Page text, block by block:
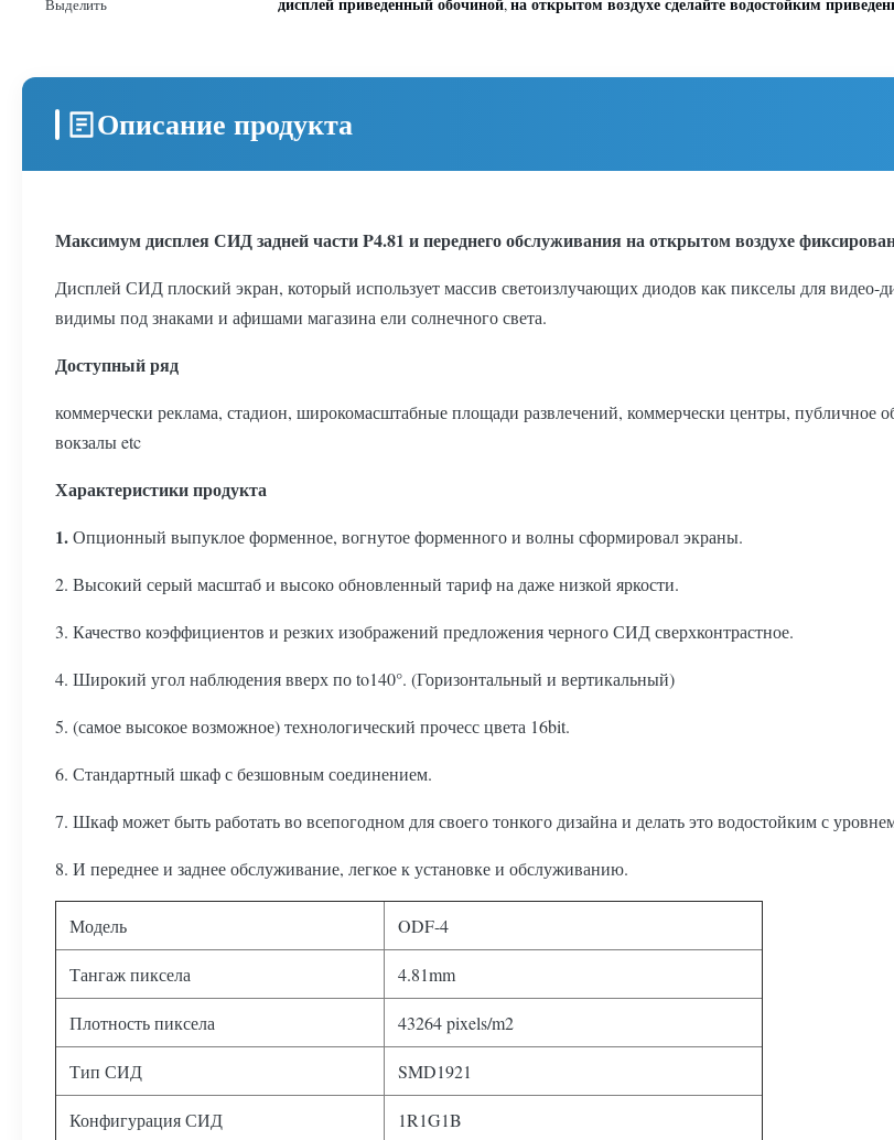
Выделить
,
Описание продукта
Максимум дисплея СИД задней части P4.81 и переднего обслуживания на открытом воздухе
Дисплей СИД плоский экран, который использует массив светоизлучающих диодов как пикселы для видео-
видимы под знаками и афишами магазина ели солнечного света.
Доступный ряд
коммерчески реклама, стадион, широкомасштабные площади развлечений, коммерчески центры, публичное
вокзалы etc
Характеристики продукта
1.Опционный выпуклое форменное, вогнутое форменного и волны сформировал экраны.
2. Высокий серый масштаб и высоко обновленный тариф на даже низкой яркости.
3. Качество коэффициентов и резких изображений предложения черного СИД сверхконтрастное.
4. Широкий угол наблюдения вверх по to140°. (Горизонтальный и вертикальный)
5. (самое высокое возможное) технологический прочесс цвета 16bit.
6. Стандартный шкаф с безшовным соединением.
7. Шкаф может быть работать во всепогодном для своего тонкого дизайна и делать это водостойким с
8. И переднее и заднее обслуживание, легкое к установке и обслуживанию.
Модель ODF-4
Тангаж пиксела 4.81mm
Плотность пиксела 43264 pixels/m2
Тип СИД SMD1921
Конфигурация СИД 1R1G1B